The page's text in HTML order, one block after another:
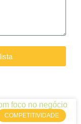
COMPETITIVIDADE